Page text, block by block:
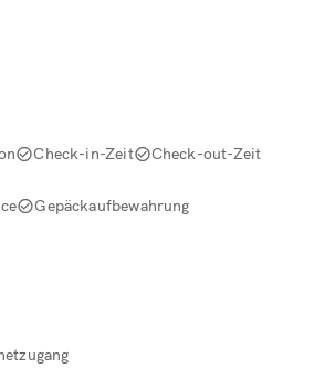
Check-in-Zeit Check-out-Zeit
Gepäckaufbewahrung